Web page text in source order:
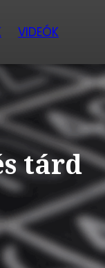
VIDEÓK
tárd